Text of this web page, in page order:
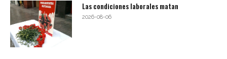
Las condiciones laborales matan
2026-08-06